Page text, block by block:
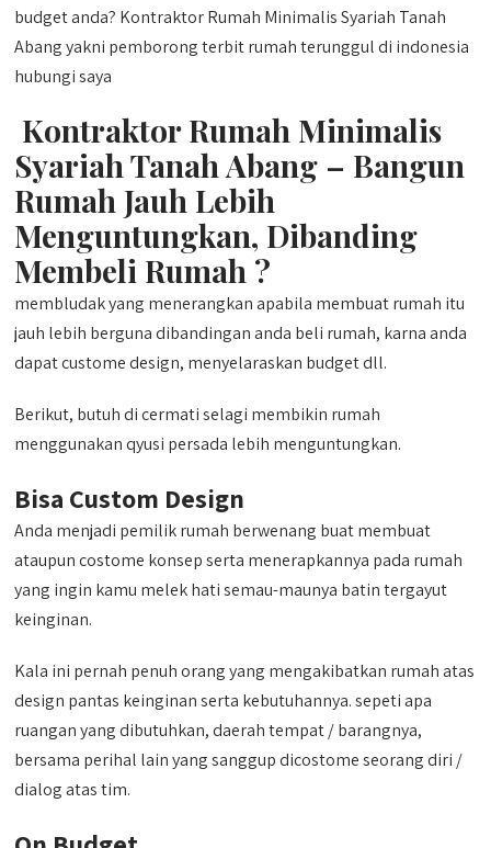
budget anda? Kontraktor Rumah Minimalis Syariah Tanah
Abang yakni pemborong terbit rumah terunggul di indonesia
hubungi saya
Kontraktor Rumah Minimalis
Syariah Tanah Abang – Bangun
Rumah Jauh Lebih
Menguntungkan, Dibanding
Membeli Rumah ?
membludak yang menerangkan apabila membuat rumah itu
jauh lebih berguna dibandingan anda beli rumah, karna anda
dapat custome design, menyelaraskan budget dll.
Berikut, butuh di cermati selagi membikin rumah
menggunakan qyusi persada lebih menguntungkan.
Bisa Custom Design
Anda menjadi pemilik rumah berwenang buat membuat
ataupun costome konsep serta menerapkannya pada rumah
yang ingin kamu melek hati semau-maunya batin tergayut
keinginan.
Kala ini pernah penuh orang yang mengakibatkan rumah atas
design pantas keinginan serta kebutuhannya. sepeti apa
ruangan yang dibutuhkan, daerah tempat / barangnya,
bersama perihal lain yang sanggup dicostome seorang diri /
dialog atas tim.